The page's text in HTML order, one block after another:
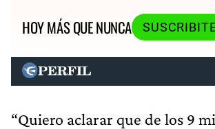
HOY MÁS QUE NUNCA
“Quiero aclarar que de los 9